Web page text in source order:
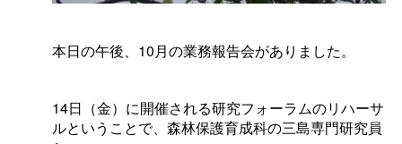
本日の午後、10月の業務報告会がありました。
14日（金）に開催される研究フォーラムのリハーサ
ルということで、森林保護育成科の三島専門研究員